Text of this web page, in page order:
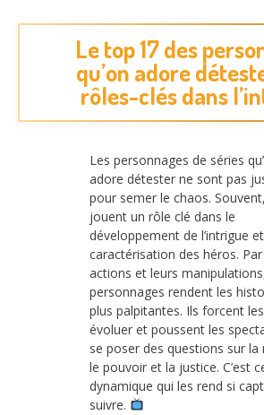
Le top 17 des
qu’on adore
rôles-clés dans
Les personnages de séries
adore détester ne sont pas
pour semer le chaos.
jouent un rôle clé dans le
développement de l’intrigue
caractérisation des héros.
actions et leurs
personnages rendent les
plus palpitantes. Ils forcent
évoluer et poussent les
se poser des questions sur la
le pouvoir et la justice. C’est
dynamique qui les rend si
suivre.